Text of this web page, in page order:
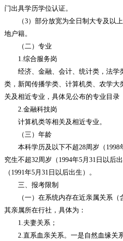
门出具学历学位认证。
（3）部分放宽为全日制大专及以上
地户籍。
（二）专业
1.综合服务岗
经济、金融、会计、统计类，法学
类，新闻传播学类、计算机类、农学大
关及相近专业，具体见公布的专业目录
2.金融科技岗
计算机类等相关及相近专业。
（三）年龄
本科学历及以下不超28周岁（1998
究生不超32周岁（1994年5月31日以后
（1991年5月31日以后出生）。
三、报考限制
（一）在系统内存在近亲属关系（
其亲属所在行社，具体为：
1.夫妻关系；
2.直系血亲关系。一是自然血缘关